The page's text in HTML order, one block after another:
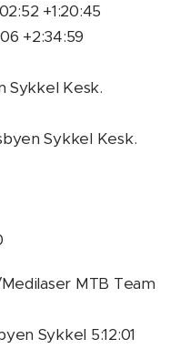
+1:20:45
+2:34:59
Sykkel Kesk.
Sykkel Kesk.
MTB Team
Sykkel 5:12:01